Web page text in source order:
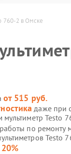
760-2 в Омске
от 515 руб.
даже при
мультиметр Testo
по ремонту
Testo
20%